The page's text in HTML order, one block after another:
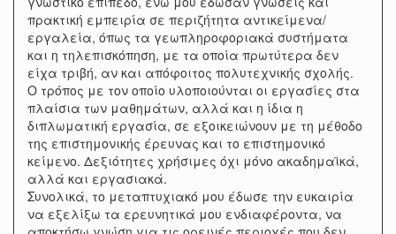
πρακτική εμπειρία σε περιζήτητα αντικείμενα/
εργαλεία, όπως τα γεωπληροφοριακά συστήματα
και η τηλεπισκόπηση, με τα οποία πρωτύτερα δεν
είχα τριβή, αν και απόφοιτος πολυτεχνικής σχολής.
Ο τρόπος με τον οποίο υλοποιούνται οι εργασίες στα
πλαίσια των μαθημάτων, αλλά και η ίδια η
διπλωματική εργασία, σε εξοικειώνουν με τη μέθοδο
της επιστημονικής έρευνας και το επιστημονικό
κείμενο. Δεξιότητες χρήσιμες όχι μόνο ακαδημαϊκά,
αλλά και εργασιακά.
Συνολικά, το μεταπτυχιακό μου έδωσε την ευκαιρία
να εξελίξω τα ερευνητικά μου ενδιαφέροντα, να